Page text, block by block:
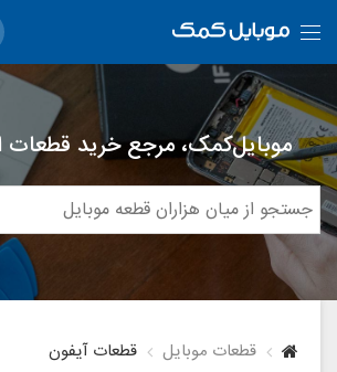
موبایل‌کمک، مرجع خرید قطعات
قطعات موبایل قطعات آیفون